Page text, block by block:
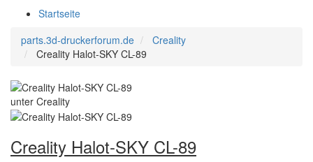
Startseite
parts.3d-druckerforum.de
Creality
Creality Halot-SKY CL-89
Creality Halot-SKY CL-89